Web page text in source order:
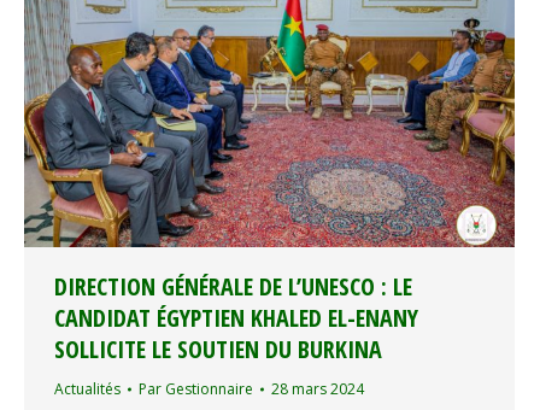
DIRECTION GÉNÉRALE DE L’UNESCO : LE
CANDIDAT ÉGYPTIEN KHALED EL-ENANY
SOLLICITE LE SOUTIEN DU BURKINA
Actualités Par Gestionnaire 28 mars 2024